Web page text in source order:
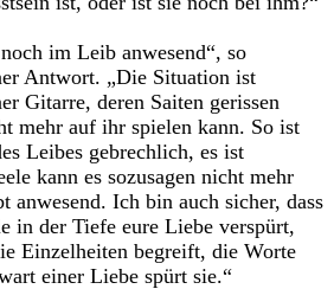
im Leib anwesend“, so
Antwort. „Die Situation ist
Gitarre, deren Saiten gerissen
mehr auf ihr spielen kann. So ist
Leibes gebrechlich, es ist
kann es sozusagen nicht mehr
anwesend. Ich bin auch sicher, dass
in der Tiefe eure Liebe verspürt,
Einzelheiten begreift, die Worte
einer Liebe spürt sie.“